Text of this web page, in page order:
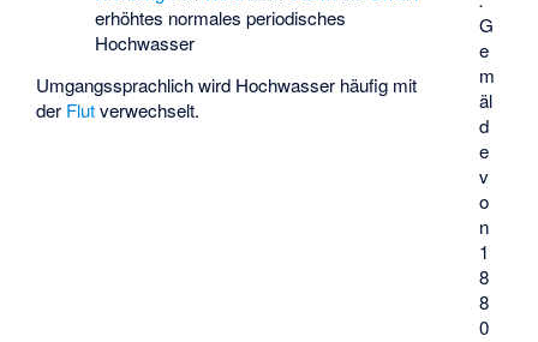
G
e
m
äl
d
e
v
o
n
1
8
8
0
erhöhtes normales periodisches
Hochwasser
Umgangssprachlich wird Hochwasser häufig mit
der Flutverwechselt.